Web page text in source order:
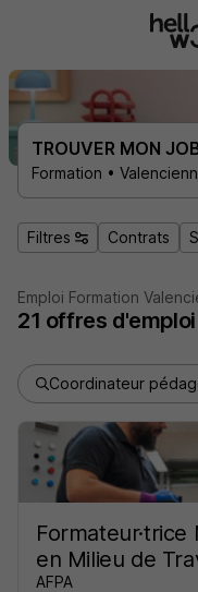
TROUVER MON
Formation •
Filtres Contrats
Emploi Formation
21 offres d'emploi
Coordinateur
Formateur·trice
en Milieu de
AFPA